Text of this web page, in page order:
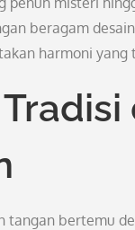
beragam
harmoni yang
tangan bertemu